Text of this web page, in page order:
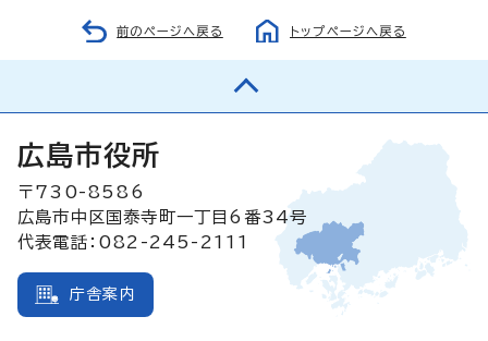
前のページへ戻る トップページへ戻る
広島市役所
〒730-8586
広島市中区国泰寺町一丁目6番34号
代表電話：082-245-2111
庁舎案内